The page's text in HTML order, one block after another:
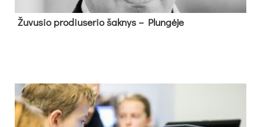
Žu­vu­sio pro­diu­se­rio šak­nys – Plun­gė­je